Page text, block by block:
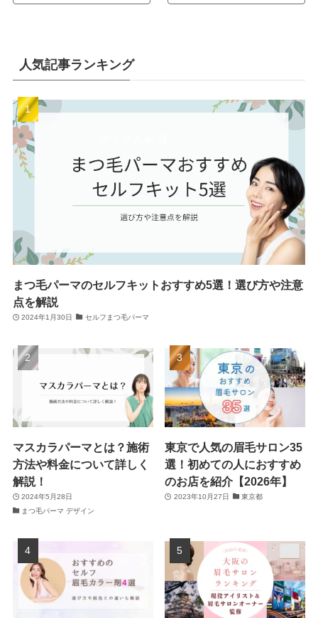
人気記事ランキング
まつ毛パーマのセルフキットおすすめ5選！選び方や注意
点を解説
2024年1月30日 セルフまつ毛パーマ
マスカラパーマとは？施術
方法や料金について詳しく
解説！
2024年5月28日
まつ毛パーマ デザイン
東京で人気の眉毛サロン35
選！初めての人におすすめ
のお店を紹介【2026年】
2023年10月27日 東京都